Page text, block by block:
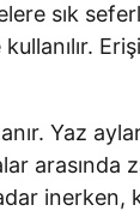
sık
Yaz
arasında
inerken,